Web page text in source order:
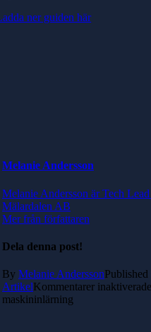
ner guiden här
Melanie Andersson
Melanie Andersson är Tech
Mälardalen AB
Mer från författaren
Dela denna post!
By Melanie Andersson
ArtikelKommentarer inaktiverade
maskininlärning